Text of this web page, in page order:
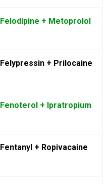
Felodipine + Metoprolol
Felypressin + Prilocaine
Fenoterol + Ipratropium
Fentanyl + Ropivacaine